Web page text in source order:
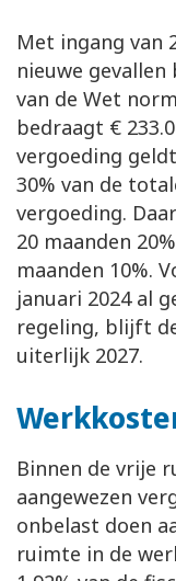
Met ingang van
nieuwe
van de Wet
bedraagt €
vergoeding
30% van de
vergoeding.
20 maanden
maanden 10%.
januari 2024 al
regeling, blijft
uiterlijk 2027.
Binnen de vrije
aangewezen
onbelast doen
ruimte in de